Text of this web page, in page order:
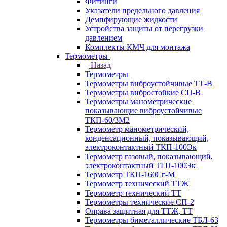
Указатели предельного давления
Демпфирующие жидкости
Устройства защиты от перегрузки
давлением
Комплекты КМЧ для монтажа
Термометры
Назад
Термометры
Термометры виброустойчивые ТТ-В
Термометры вибростойкие СП-В
Термометры манометрические
показывающие виброустойчивые
ТКП-60/3М2
Термометр манометрический,
конденсационный, показывающий,
электроконтактный ТКП-100Эк
Термометр газовый, показывающий,
электроконтактный ТГП-100Эк
Термометр ТКП-160Сг-М
Термометр технический ТТЖ
Термометр технический ТТ
Термометры технические СП-2
Оправа защитная для ТТЖ, ТТ
Термометры биметаллические ТБЛ-63